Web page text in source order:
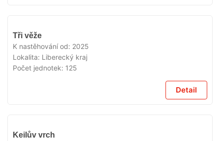
Tři věže
K nastěhování od: 2025
Lokalita: Liberecký kraj
Počet jednotek: 125
Detail
Keilův vrch